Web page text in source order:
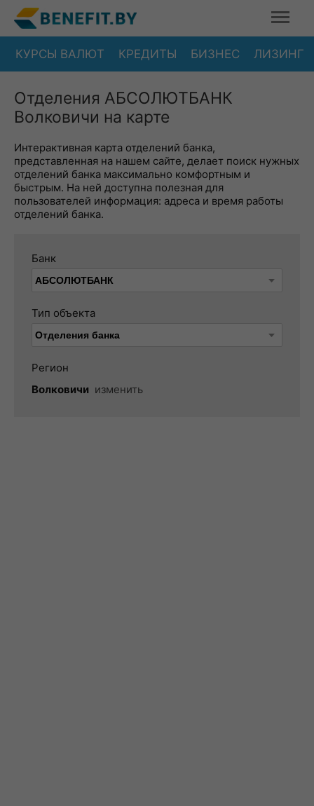
КУРСЫ ВАЛЮТ КРЕДИТЫ БИЗНЕС ЛИЗИНГ
Отделения АБСОЛЮТБАНК
Волковичи на карте
Интерактивная карта отделений банка,
представленная на нашем сайте, делает поиск нужных
отделений банка максимально комфортным и
быстрым. На ней доступна полезная для
пользователей информация: адреса и время работы
отделений банка.
Банк
Тип объекта
Регион
Волковичи изменить